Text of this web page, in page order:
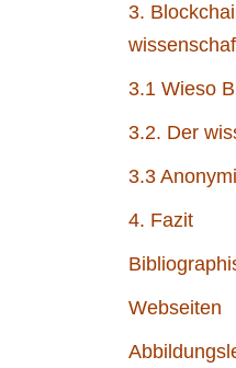
3.
3.1 Wieso
3.2. Der
3.3
4. Fazit
Webseiten